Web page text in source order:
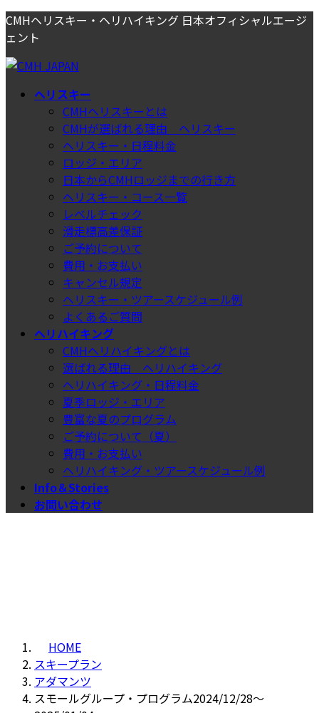
コ
ン
テ
ン
ナ
ビ
ゲ
ー
CMHヘリスキー・ヘリハイキング 日本オフィシャルエージ
ェント
ヘリスキー
CMHヘリスキーとは
CMHが選ばれる理由＿ヘリスキー
ヘリスキー・日程料金
ロッジ・エリア
日本からCMHロッジまでの行き方
ヘリスキー・コース一覧
レベルチェック
滑走標高差保証
ご予約について
費用・お支払い
キャンセル規定
ヘリスキー・ツアースケジュール例
よくあるご質問
ヘリハイキング
CMHヘリハイキングとは
選ばれる理由＿ヘリハイキング
ヘリハイキング・日程料金
夏季ロッジ・エリア
豊富な夏のプログラム
ご予約について（夏）
費用・お支払い
ヘリハイキング・ツアースケジュール例
Info＆Stories
お問い合わせ
HOME
スキープラン
アダマンツ
スモールグループ・プログラム2024/12/28～